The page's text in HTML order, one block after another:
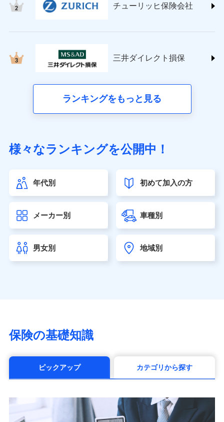
(https://www.nisshinfire.co.jp/)
(https://www.petfamilyins.co.jp/)
ins.com/)
三井ダイレクト損害保険株式会社
（https://www.sonylife.co.jp）
第一ネオ生命保険株式会社（https://neofirst.co.jp/）
大樹生命保険株式会社（https://www.taiju-life.co.jp）
seimei.co.jp）
チューリッヒ生命保険株式会社
東京海上日動あんしん生命保険株式会社
（https://www.tmn-anshin.co.jp/）
マニュライフ生命保険株式会社
（https://www.manulife.co.jp/）
（https://www.msa-life.co.jp/）
メットライフ生命株式会社(https://www.metlife.co.jp/)
■少額短期保険
チューリッヒ保険会社
三井ダイレクト損保
ランキングをもっと見る
様々なランキングを公開中！
年代別 初めて加入の方
メーカー別 車種別
男女別 地域別
保険の基礎知識
ピックアップ カテゴリから探す